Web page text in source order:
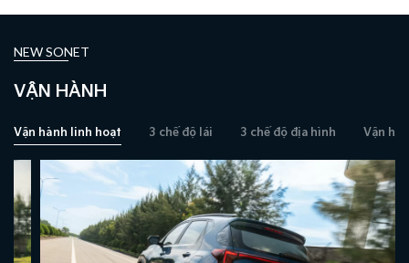
NEW SONET
VẬN HÀNH
Vận hành linh hoạt 3 chế độ lái 3 chế độ địa hình Vận